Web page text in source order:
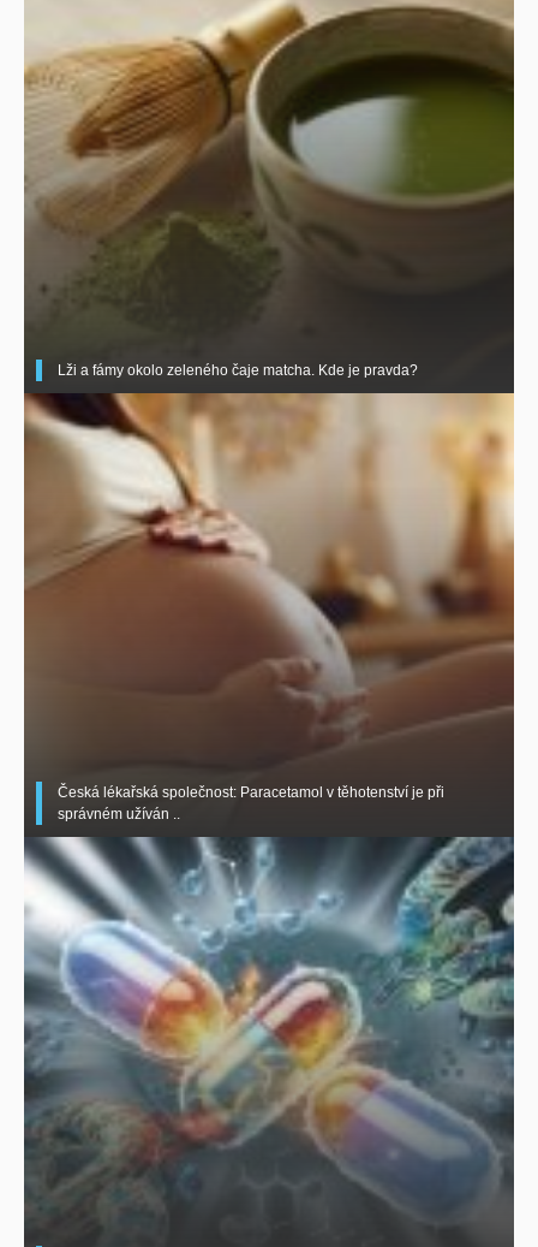
Lži a fámy okolo zeleného čaje matcha. Kde je pravda?
Česká lékařská společnost: Paracetamol v těhotenství je při
správném užíván ..